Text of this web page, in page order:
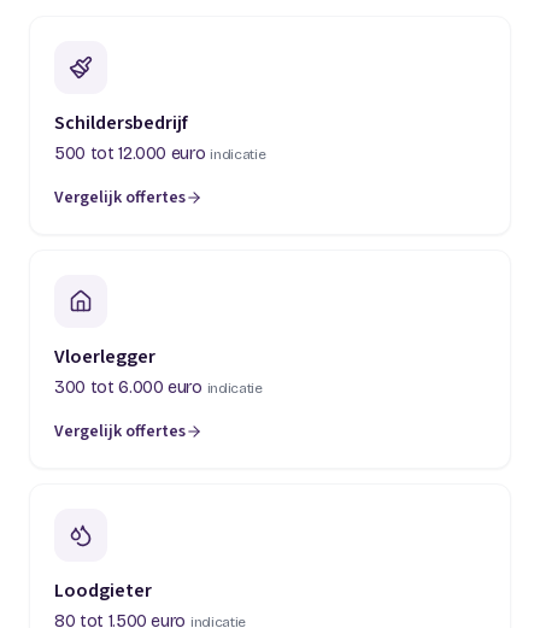
Schildersbedrijf
500 tot 12.000 euro indicatie
Vergelijk offertes
(opent in een nieuw tabblad)
Vloerlegger
300 tot 6.000 euro indicatie
Vergelijk offertes
(opent in een nieuw tabblad)
Loodgieter
80 tot 1.500 euro indicatie